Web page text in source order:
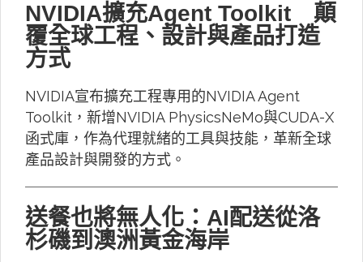
NVIDIA擴充Agent Toolkit 顛
覆全球工程、設計與產品打造
方式
NVIDIA宣布擴充工程專用的NVIDIA Agent
Toolkit，新增NVIDIA PhysicsNeMo與CUDA-X
函式庫，作為代理就緒的工具與技能，革新全球
產品設計與開發的方式。
送餐也將無人化：AI配送從洛
杉磯到澳洲黃金海岸